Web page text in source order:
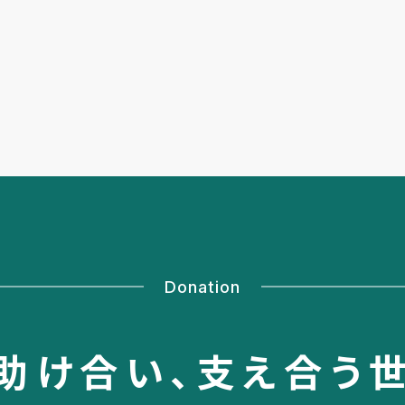
Donation
け合い、 支え合う